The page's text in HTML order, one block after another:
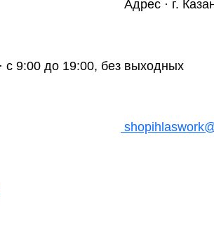
Адрес · г.
с 9:00 до 19:00, без выходных